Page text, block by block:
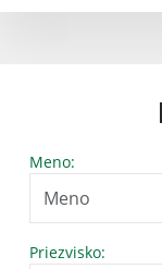
Meno:
Priezvisko: